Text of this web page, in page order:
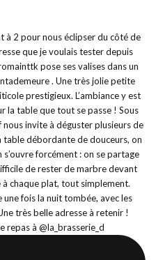
repas à @la_brasserie_d